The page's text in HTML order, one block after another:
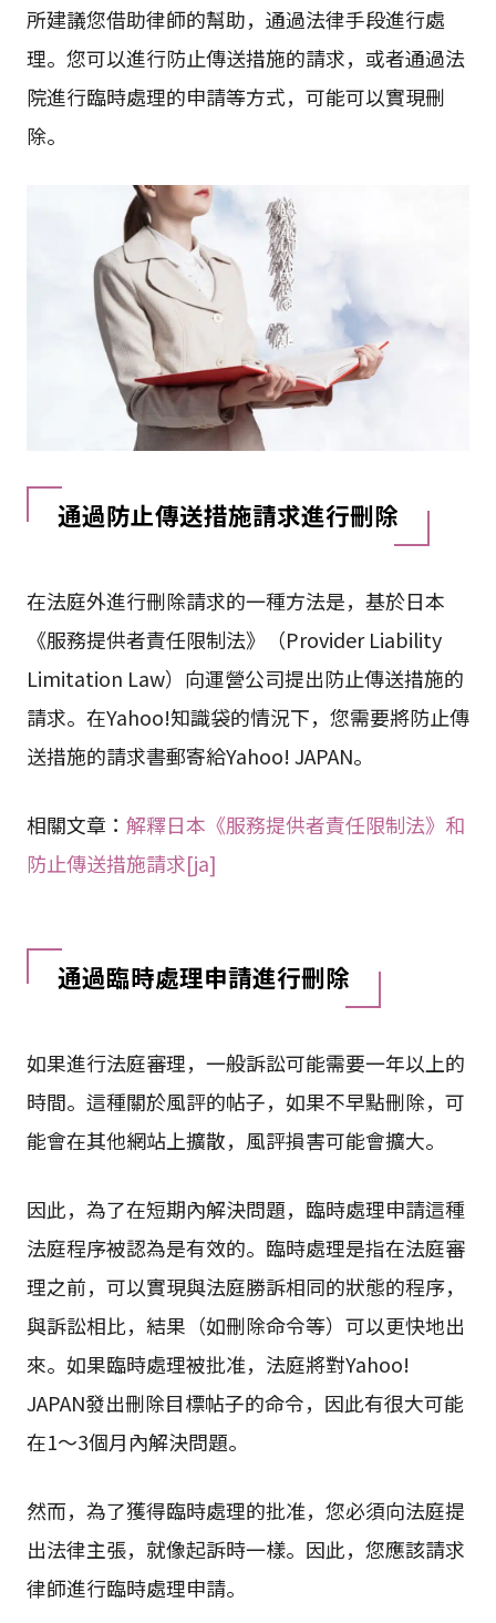
如果您發現自己難以刪除Yahoo!知識袋的帖子，本
所建議您借助律師的幫助，通過法律手段進行處
理。您可以進行防止傳送措施的請求，或者通過法
在法庭外進行刪除請求的一種方法是，基於日本
《服務提供者責任限制法》（Provider Liability
Limitation Law）向運營公司提出防止傳送措施的
請求。在Yahoo!知識袋的情況下，您需要將防止傳
送措施的請求書郵寄給Yahoo! JAPAN。
相關文章： 解釋日本《服務提供者責任限制法》和
如果進行法庭審理，一般訴訟可能需要一年以上的
時間。這種關於風評的帖子，如果不早點刪除，可
能會在其他網站上擴散，風評損害可能會擴大。
因此，為了在短期內解決問題，臨時處理申請這種
法庭程序被認為是有效的。臨時處理是指在法庭審
理之前，可以實現與法庭勝訴相同的狀態的程序，
與訴訟相比，結果（如刪除命令等）可以更快地出
來。如果臨時處理被批准，法庭將對Yahoo!
JAPAN發出刪除目標帖子的命令，因此有很大可能
在1～3個月內解決問題。
然而，為了獲得臨時處理的批准，您必須向法庭提
出法律主張，就像起訴時一樣。因此，您應該請求